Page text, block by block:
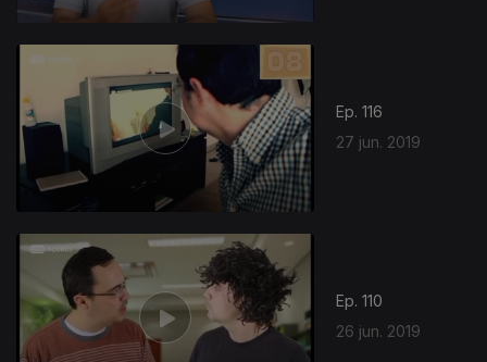
Ep. 116
27 jun. 2019
Ep. 110
26 jun. 2019